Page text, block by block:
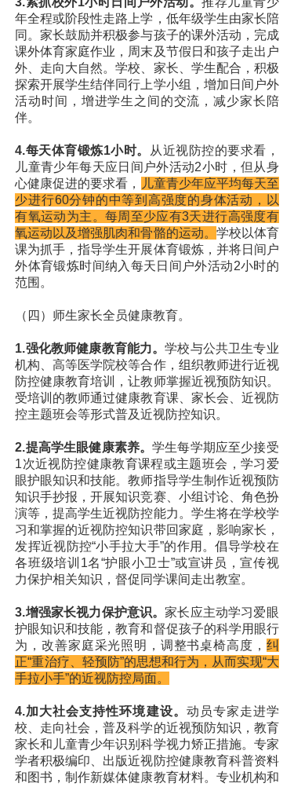
年全程或阶段性走路上学，低年级学生由家长陪
同。家长鼓励并积极参与孩子的课外活动，完成
课外体育家庭作业，周末及节假日和孩子走出户
外、走向大自然。学校、家长、学生配合，积极
探索开展学生结伴同行上学小组，增加日间户外
活动时间，增进学生之间的交流，减少家长陪
伴。
4.每天体育锻炼1小时。 从近视防控的要求看，
儿童青少年每天应日间户外活动2小时，但从身
心健康促进的要求看，
儿童青少年应平均每天至
少进行60分钟的中等到高强度的身体活动，以
有氧运动为主。每周至少应有3天进行高强度有
氧运动以及增强肌肉和骨骼的运动。 学校以体育
课为抓手，指导学生开展体育锻炼，并将日间户
外体育锻炼时间纳入每天日间户外活动2小时的
范围。
（四）师生家长全员健康教育。
1.强化教师健康教育能力。学校与公共卫生专业
机构、高等医学院校等合作，组织教师进行近视
防控健康教育培训，让教师掌握近视预防知识。
受培训的教师通过健康教育课、家长会、近视防
控主题班会等形式普及近视防控知识。
2.提高学生眼健康素养。学生每学期应至少接受
1次近视防控健康教育课程或主题班会，学习爱
眼护眼知识和技能。教师指导学生制作近视预防
知识手抄报，开展知识竞赛、小组讨论、角色扮
演等，提高学生近视防控能力。学生将在学校学
习和掌握的近视防控知识带回家庭，影响家长，
发挥近视防控“小手拉大手”的作用。倡导学校在
各班级培训1名“护眼小卫士”或宣讲员，宣传视
力保护相关知识，督促同学课间走出教室。
3.增强家长视力保护意识。家长应主动学习爱眼
护眼知识和技能，教育和督促孩子的科学用眼行
为，改善家庭采光照明，调整书桌椅高度， 纠
正“重治疗、轻预防”的思想和行为，从而实现“大
手拉小手”的近视防控局面。
4.加大社会支持性环境建设。 动员专家走进学
校、走向社会，普及科学的近视预防知识，教育
家长和儿童青少年识别科学视力矫正措施。专家
学者积极编印、出版近视防控健康教育科普资料
和图书，制作新媒体健康教育材料。专业机构和